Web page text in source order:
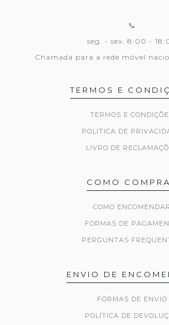
📞
seg. - sex. 8:00 -
Chamada para a rede móvel
TERMOS E
TERMOS E
POLITICA DE
LIVRO DE
COMO
COMO ENCOMENDAR
FORMAS DE
PERGUNTAS
ENVIO DE
FORMAS DE ENVIO
POLÍTICA DE